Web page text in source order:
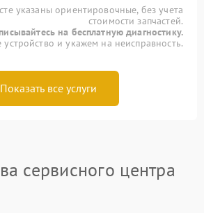
указаны ориентировочные, без учета
стоимости запчастей.
на бесплатную диагностику.
и укажем на неисправность.
Показать все услуги
сервисного центра